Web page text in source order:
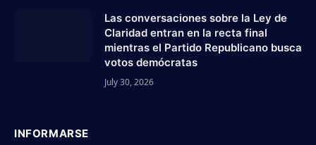
Las conversaciones sobre la Ley de
Claridad entran en la recta final
mientras el Partido Republicano busca
votos demócratas
July 30, 2026
INFORMARSE